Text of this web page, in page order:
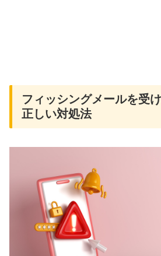
フィッシングメールを受
正しい対処法